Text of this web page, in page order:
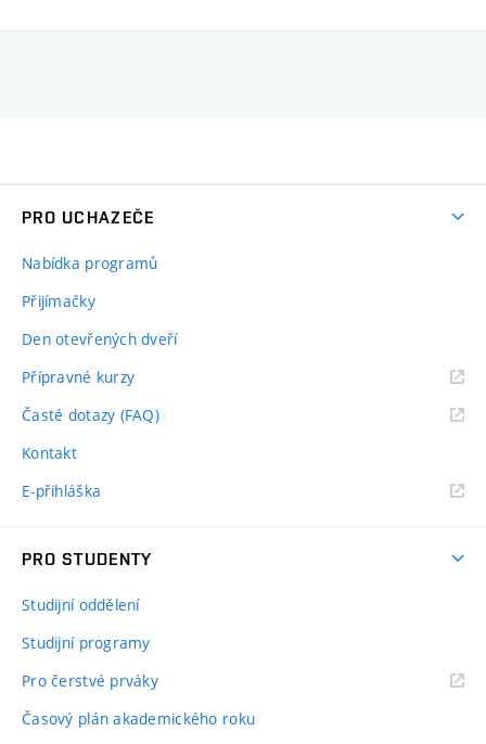
PRO UCHAZEČE
Nabídka programů
Přijímačky
Den otevřených dveří
Přípravné kurzy
Časté dotazy (FAQ)
Kontakt
E-přihláška
PRO STUDENTY
Studijní oddělení
Studijní programy
Pro čerstvé prváky
Časový plán akademického roku